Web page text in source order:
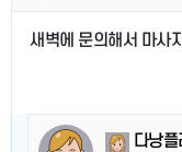
새벽에 문의해서 마사
다낭